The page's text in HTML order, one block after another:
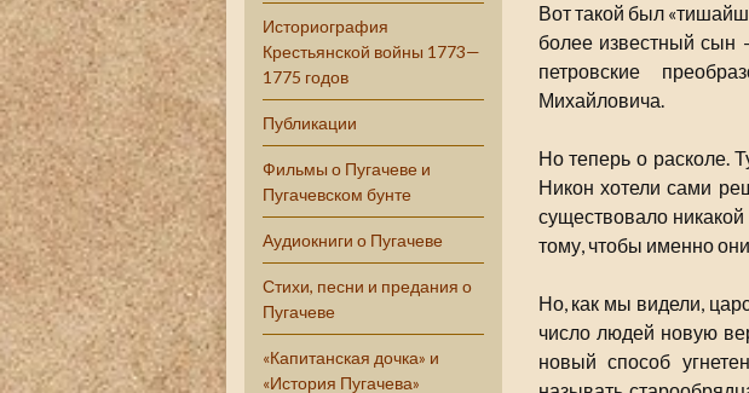
Историография
Крестьянской войны 1773—
1775 годов
Публикации
Фильмы о Пугачеве и
Пугачевском бунте
Аудиокниги о Пугачеве
Стихи, песни и предания о
Пугачеве
«Капитанская дочка» и
«История Пугачева»
Вот такой был
более известный сын
петровские
Михайловича.
Но теперь о расколе.
Никон хотели сами
существовало
тому, чтобы именно
Но, как мы видели,
число людей новую
новый способ